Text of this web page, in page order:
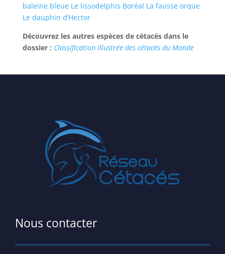
baleine bleue Le lissodelphis Boréal La fausse orque
Le dauphin d’Hector
Découvrez les autres espèces de cétacés dans le
dossier : Classification illustrée des cétacés du Monde
Nous contacter